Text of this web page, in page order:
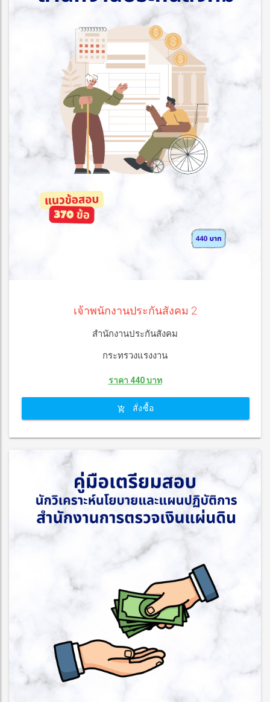
เจ้าพนักงานประกันสังคม 2
สำนักงานประกันสังคม
กระทรวงแรงงาน
ราคา 440 บาท
สั่งซื้อ